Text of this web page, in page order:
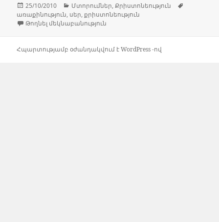
Հրատարակված՝
25/10/2010 Կարգեր
Մտորումներ,Քրիստոնեություն
առաքինություն, սեր, քրիստոնեություն
Թողնել մեկնաբանություն
Հպարտությամբ օժանդակվում է WordPress -ով